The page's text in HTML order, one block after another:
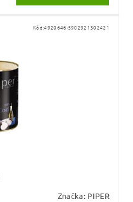
Kód:4920646-5902921302421
Značka: PIPER